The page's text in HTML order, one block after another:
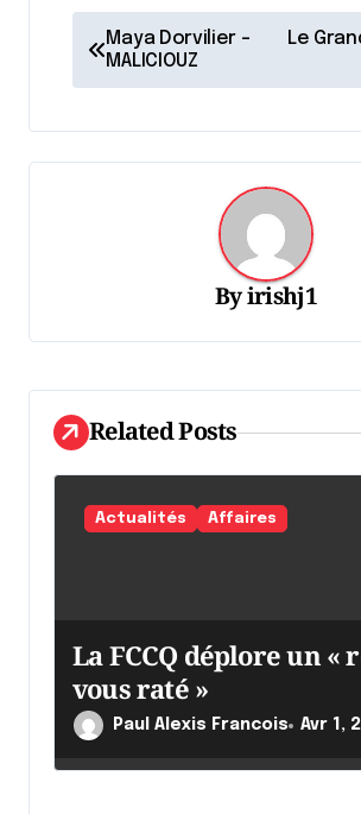
o
n
d
e
t
i
c
l
Maya Dorvilier -
MALICIOUZ
Le
Byirishj1
Related Posts
Actualités Affaires
La FCCQ déplore un «
vous raté »
Paul Alexis Francois Avr 1,